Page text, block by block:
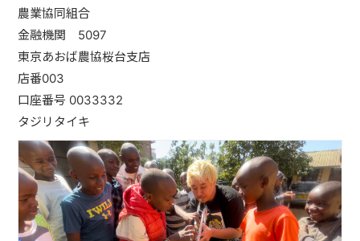
農業協同組合
金融機関 5097
東京あおば農協桜台支店
店番003
口座番号 0033332
タジリタイキ